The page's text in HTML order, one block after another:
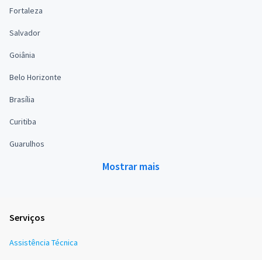
Fortaleza
Salvador
Goiânia
Belo Horizonte
Brasília
Curitiba
Guarulhos
Mostrar mais
Serviços
Assistência Técnica